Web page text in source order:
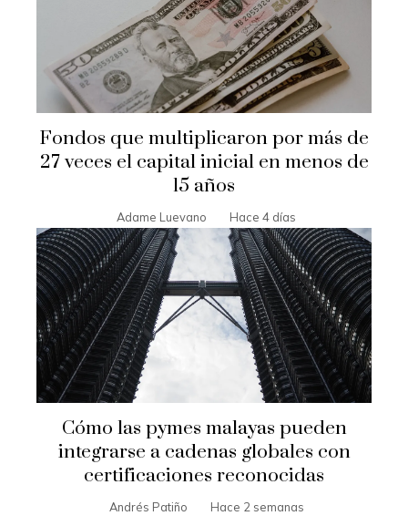
Fondos que multiplicaron por más de
27 veces el capital inicial en menos de
15 años
Adame Luevano Hace 4 días
Cómo las pymes malayas pueden
integrarse a cadenas globales con
certificaciones reconocidas
Andrés Patiño Hace 2 semanas